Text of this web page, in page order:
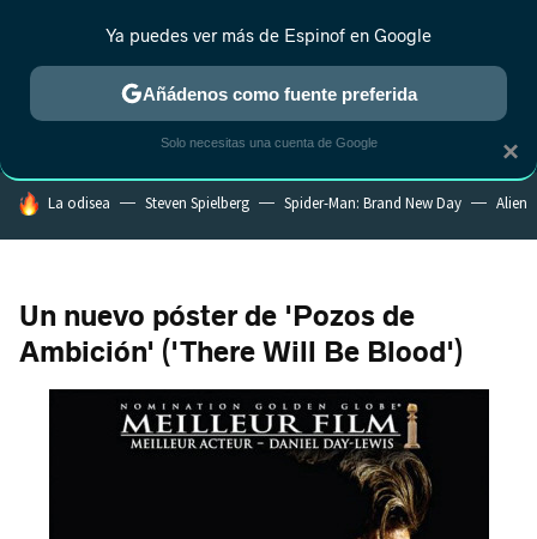
ESTRENOS REALITY ANIME RANKINGS CINE
HOY SE HABLA DE
La odisea Steven Spielberg Spider-Man: Brand New Day Alien
Un nuevo póster de 'Pozos de
Ambición' ('There Will Be Blood')
×
Ya puedes ver más de Espinof en Google
Añádenos como fuente preferida
Solo necesitas una cuenta de Google